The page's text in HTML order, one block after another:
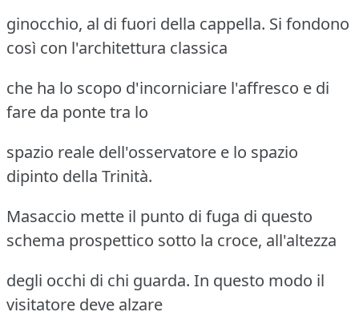
ginocchio, al di fuori della cappella. Si fondono
così con l'architettura classica
che ha lo scopo d'incorniciare l'affresco e di
fare da ponte tra lo
spazio reale dell'osservatore e lo spazio
dipinto della Trinità.
Masaccio mette il punto di fuga di questo
schema prospettico sotto la croce, all'altezza
degli occhi di chi guarda. In questo modo il
visitatore deve alzare